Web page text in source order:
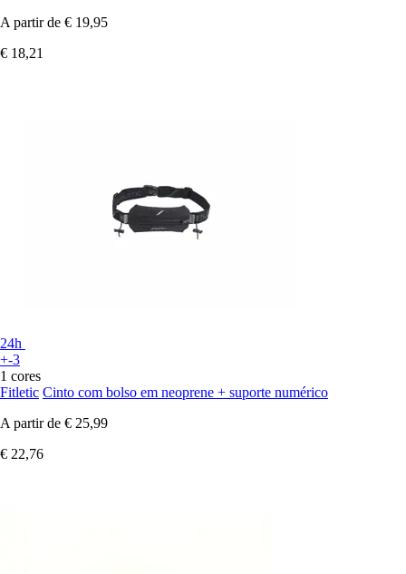
A partir de € 19,95
€ 18,21
24h
+-3
1 cores
Fitletic Cinto com bolso em neoprene + suporte numérico
A partir de € 25,99
€ 22,76